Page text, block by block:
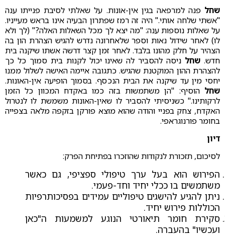
שחל פנה למרפאה בגין אין-אונות. על שאלתי לסיבת פנייתו ענה
"אשתי שלחה אותי." היה זה רמז שפתרון הבעיה אינו בראש מעייניו.
על שאלות נוספות ענה: "מה יצא לך מכל השאלות האלה?" (לך ולא
לו) לאחר שידול נאות וספר שלאחרונה נדרש להגיש הצהרת הון בה
הצהיר על חלק מהונו בלבד. לאחר זמן קצר דרשה אשתו שיקנה בית
חדש. שחל ניסה להסביר לה שאינו יכול לקנות בית סמוך כל כך
להצהרת ההון המוקטנת שהגיש. כתגובה איימה האישה לשלול ממנו
יחסי מין עד שיקנה את הבית הנכסף. בסמוך הופיעה אין-האונות.
שחל הוסיף: "הן משתמשות בזה כמו באקדח המכוון כל הזמן
לרקותינו." כשניסיתי להסביר לו שאין-האונות משמשת לו לנטרול
האקדח, צחק בפניי והודה שהוא מוצא פורקן בזקפה מלאה בצפייה
בחומר פורנוגראפי.
דיון
לסיכום, תזכורת לנקודות שהוזכרו בפתיחת הפרק:
הפירוש הוא בעל ערך טיפולי ספציפי, גם כאשר
משתמשים בו ככלי יחיד וחד-פעמי.
ניתן להגיע להישגים טיפוליים עמידים בפסיכותרפיות
הכוללות פירוש יחיד.
סקירת חומר תיאורטי הנוגע למשמעות ה"כאן
ועכשיו" בהעברה.